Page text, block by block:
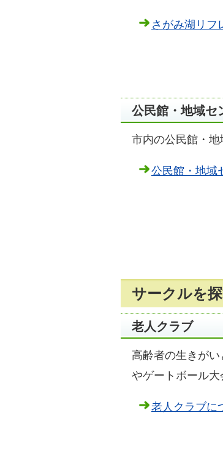
さがみ湖リフ
公民館・地域セ
市内の公民館・地
公民館・地域
サークルを
老人クラブ
高齢者の生きが
やゲートボール大
老人クラブに